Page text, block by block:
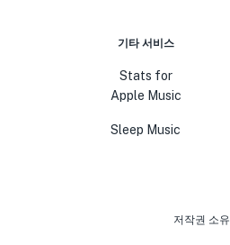
기타 서비스
Stats for
Apple Music
Sleep Music
저작권 소유